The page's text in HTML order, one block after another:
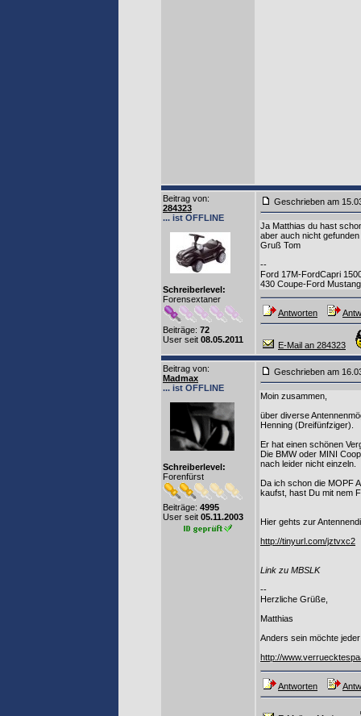
Beitrag von:
284323
... ist OFFLINE
Schreiberlevel:
Forensextaner
Beiträge: 72
User seit 08.05.2011
Geschrieben am
Ja Matthias du hast
aber auch nicht gefunden
Gruß Tom
--
Ford 17M-FordCapri
430 Coupe-Ford
Antworten
E-Mail an 284323
Beitrag von:
Madmax
... ist OFFLINE
Schreiberlevel:
Forenfürst
Beiträge: 4995
User seit 05.11.2003
Geschrieben am
Moin zusammen,
über diverse
Henning (Dreifünfziger).
Er hat einen schönen
Die BMW oder MINI
nach leider nicht einzeln.
Da ich schon die MOPF
kaufst, hast Du mit nem
Hier gehts zur
http://tinyurl.com/jztvxc2
Link zu MBSLK
--
Herzliche Grüße,
Matthias
Anders sein möchte
http://
Antworten